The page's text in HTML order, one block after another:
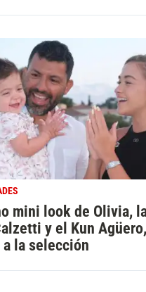
mini look de Olivia,
y el Kun
la selección